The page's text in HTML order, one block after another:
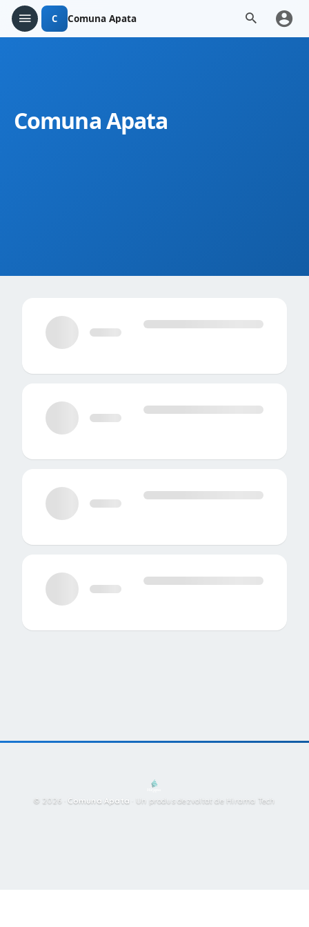
C Comuna Apata
Comuna Apata
© 2026 · Comuna Apata Un produs dezvoltat de Hirama Tech